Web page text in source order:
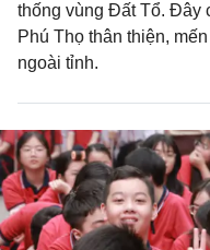
thống vùng Đất Tổ. Đây
Phú Thọ thân thiện,
ngoài tỉnh.